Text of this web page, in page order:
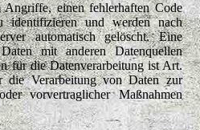
einen fehlerhaften Code
identifizieren und werden nach
automatisch gelöscht. Eine
mit anderen Datenquellen
für die Datenverarbeitung ist Art.
Verarbeitung von Daten zur
vorvertraglicher Maßnahmen